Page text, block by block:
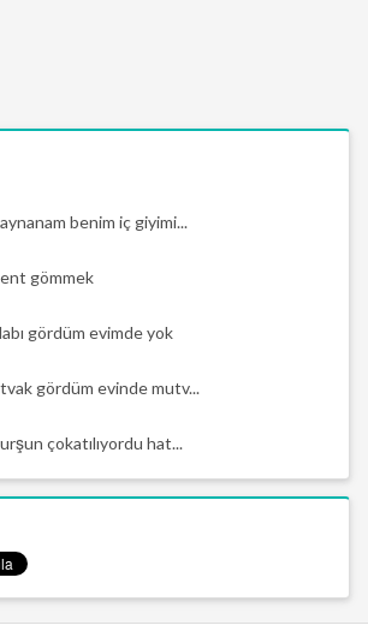
benim iç giyimi...
gömmek
gördüm evimde yok
gördüm evinde mutv...
çokatılıyordu hat...